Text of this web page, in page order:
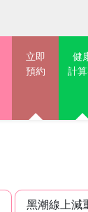
立即
預約
健
計
黑潮線上減